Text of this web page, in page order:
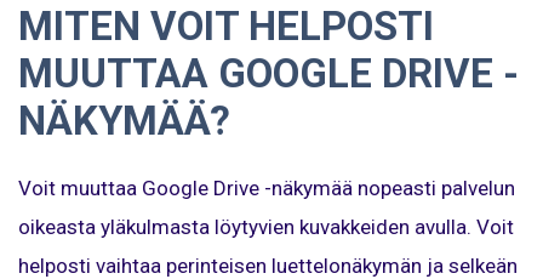
MITEN VOIT HELPOSTI
MUUTTAA GOOGLE DRIVE -
NÄKYMÄÄ?
Voit muuttaa Google Drive -näkymää nopeasti palvelun
oikeasta yläkulmasta löytyvien kuvakkeiden avulla. Voit
helposti vaihtaa perinteisen luettelonäkymän ja selkeän